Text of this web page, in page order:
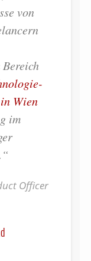
von
Wien
im
Officer